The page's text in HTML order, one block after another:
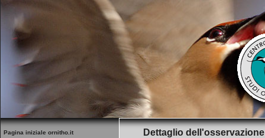
Pagina iniziale ornitho.it Dettaglio dell'osservazione